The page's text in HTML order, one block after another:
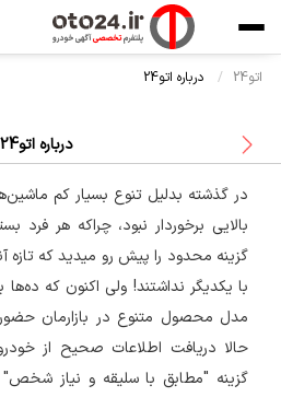
اتو24 درباره اتو24
درباره اتو24
در گذشته بدلیل تنوع بسیار کم
بالایی برخوردار نبود، چراکه هر
گزینه محدود را پیش رو میدید که
با یکدیگر نداشتند! ولی اکنون که
مدل محصول متنوع در بازارمان حضور
حالا دریافت اطلاعات صحیح از
گزینه "مطابق با سلیقه و نیاز